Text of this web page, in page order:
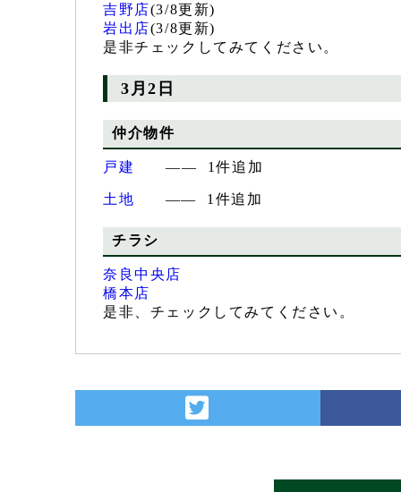
吉野店(3/8更新)
岩出店(3/8更新)
是非チェックしてみてください。
3月2日
仲介物件
戸建 ―― 1件追加
土地 ―― 1件追加
チラシ
奈良中央店
橋本店
是非、チェックしてみてください。